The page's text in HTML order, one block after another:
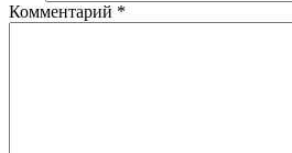
Комментарий *